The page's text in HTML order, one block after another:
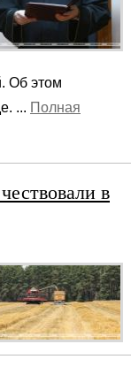
Об этом
... Полная
в